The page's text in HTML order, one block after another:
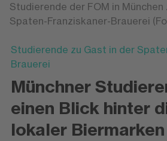
Studierende der FOM in
Spaten-Franziskaner-Brauerei
Studierende zu Gast in der
Brauerei
Münchner
einen Blick hinter
lokaler Biermarken